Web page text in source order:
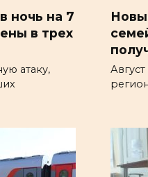
ночь на 7
в трех
атаку,